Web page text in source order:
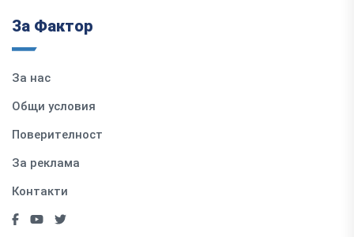
За Фактор
За нас
Общи условия
Поверителност
За реклама
Контакти